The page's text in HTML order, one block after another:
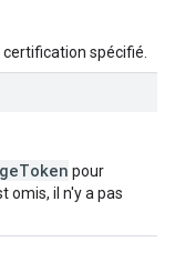
spécifié.
pour
omis, il n'y a pas